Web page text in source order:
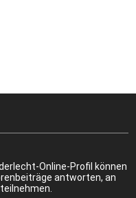
Online-Profil können
antworten, an